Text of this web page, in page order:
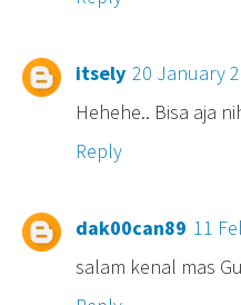
itsely 20 January
Hehehe.. Bisa aja
Reply
dak00can89 11
salam kenal mas